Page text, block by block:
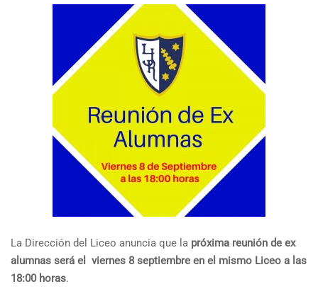
La Dirección del Liceo anuncia que la próxima reunión de ex
alumnas será el viernes 8 septiembre en el mismo Liceo a las
18:00 horas.